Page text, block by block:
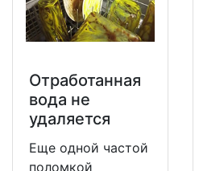
Отработанная
вода не
удаляется
Еще одной частой
поломкой